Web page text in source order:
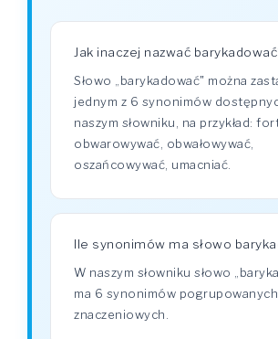
Jak inaczej nazwać
Słowo „barykadować" można
jednym z 6 synonimów
naszym słowniku, na przykład:
obwarowywać, obwałowywać,
oszańcowywać, umacniać.
Ile synonimów ma słowo
W naszym słowniku słowo
ma 6 synonimów pogrupowanych
znaczeniowych.